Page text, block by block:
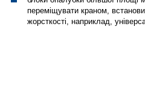
переміщувати краном,
жорсткості, наприклад,